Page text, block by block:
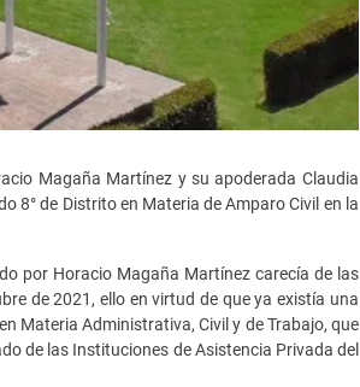
Magaña Martínez y su apoderada Claudia
8° de Distrito en Materia de Amparo Civil en la
por Horacio Magaña Martínez carecía de las
de 2021, ello en virtud de que ya existía una
Materia Administrativa, Civil y de Trabajo, que
de las Instituciones de Asistencia Privada del